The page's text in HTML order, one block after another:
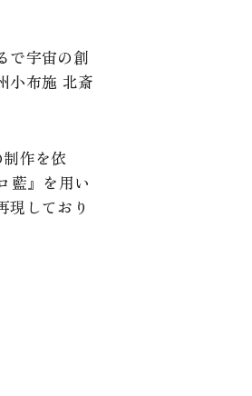
で宇宙の創
小布施 北斎
作を依
藍』を用い
現しており